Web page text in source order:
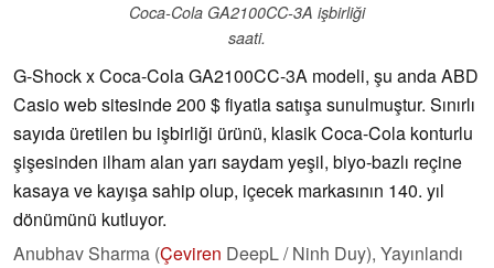
Coca-Cola GA2100CC-3A işbirliği
saati.
G-Shock x Coca-Cola GA2100CC-3A modeli, şu anda ABD
Casio web sitesinde 200 $ fiyatla satışa sunulmuştur. Sınırlı
sayıda üretilen bu işbirliği ürünü, klasik Coca-Cola konturlu
şişesinden ilham alan yarı saydam yeşil, biyo-bazlı reçine
kasaya ve kayışa sahip olup, içecek markasının 140. yıl
dönümünü kutluyor.
Anubhav Sharma (Çeviren DeepL / Ninh Duy), Yayınlandı